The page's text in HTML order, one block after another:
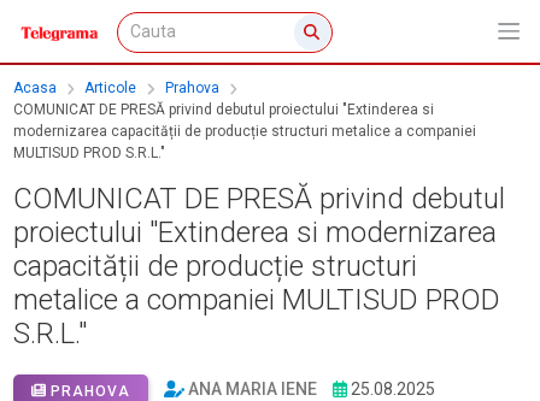
Acasa Articole
Prahova
COMUNICAT DE PRESĂ privind debutul proiectului "Extinderea si
modernizarea capacității de producție structuri metalice a companiei
MULTISUD PROD S.R.L."
COMUNICAT DE PRESĂ privind debutul
proiectului "Extinderea si modernizarea
capacității de producție structuri
metalice a companiei MULTISUD PROD
S.R.L."
PRAHOVA ANA MARIA IENE 25.08.2025